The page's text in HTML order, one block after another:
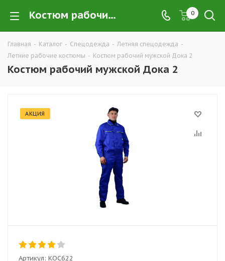
Костюм рабочий мужской Дока 2 купить в Екатеринбурге по низким ценам оптом — интернет-магазин летних рабочих костюмов в розницу компании ТД УРАЛСИЗ 0
Главная - Каталог - Спецодежда - Летняя спецодежда -
Летние рабочие костюмы - Костюм рабочий мужской Дока 2
Костюм рабочий мужской Дока 2
АКЦИЯ
Артикул: КОС622